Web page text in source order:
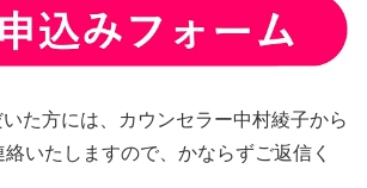
いた方には、カウンセラー中村綾子から
いたしますので、かならずご返信く